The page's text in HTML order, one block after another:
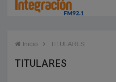
Inicio TITULARES
TITULARES